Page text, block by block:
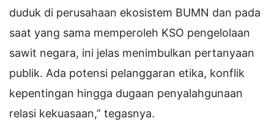
duduk di perusahaan ekosistem BUMN dan pada
saat yang sama memperoleh KSO pengelolaan
sawit negara, ini jelas menimbulkan pertanyaan
publik. Ada potensi pelanggaran etika, konflik
kepentingan hingga dugaan penyalahgunaan
relasi kekuasaan,” tegasnya.